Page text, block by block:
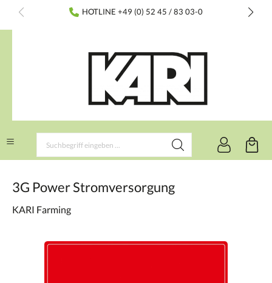
springen HOTLINE +49 (0) 52 45 / 83 03-0
3G Power Stromversorgung
KARI Farming